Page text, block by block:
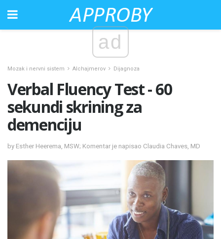
ad
Mozak i nervni sistem Alchajmerov Dijagnoza
Verbal Fluency Test - 60
sekundi skrining za
demenciju
by Esther Heerema, MSW; Komentar je napisao Claudia Chaves, MD